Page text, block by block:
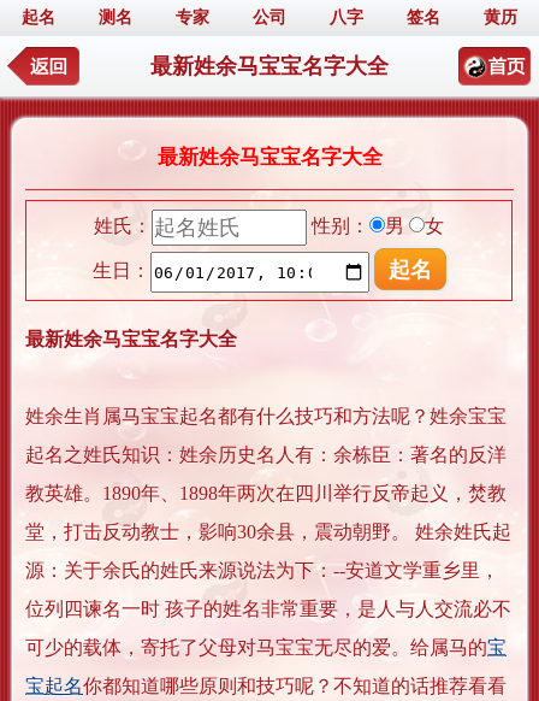
起名 测名 专家 公司 八字 签名 黄历
最新姓余马宝宝名字大全
最新姓余马宝宝名字大全
姓氏： 性别： 男 女
生日：
最新姓余马宝宝名字大全
姓余生肖属马宝宝起名都有什么技巧和方法呢？姓余宝宝
起名之姓氏知识：姓余历史名人有：余栋臣：著名的反洋
教英雄。1890年、1898年两次在四川举行反帝起义，焚教
堂，打击反动教士，影响30余县，震动朝野。 姓余姓氏起
源：关于余氏的姓氏来源说法为下：--安道文学重乡里，
位列四谏名一时 孩子的姓名非常重要，是人与人交流必不
可少的载体，寄托了父母对马宝宝无尽的爱。给属马的宝
宝起名你都知道哪些原则和技巧呢？不知道的话推荐看看